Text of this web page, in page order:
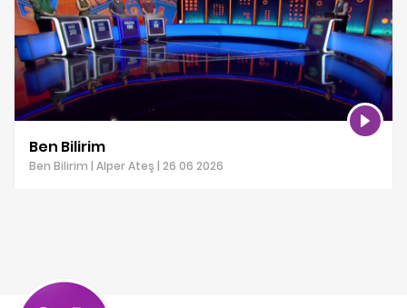
Ben Bilirim
Ben Bilirim | Alper Ateş | 26 06 2026